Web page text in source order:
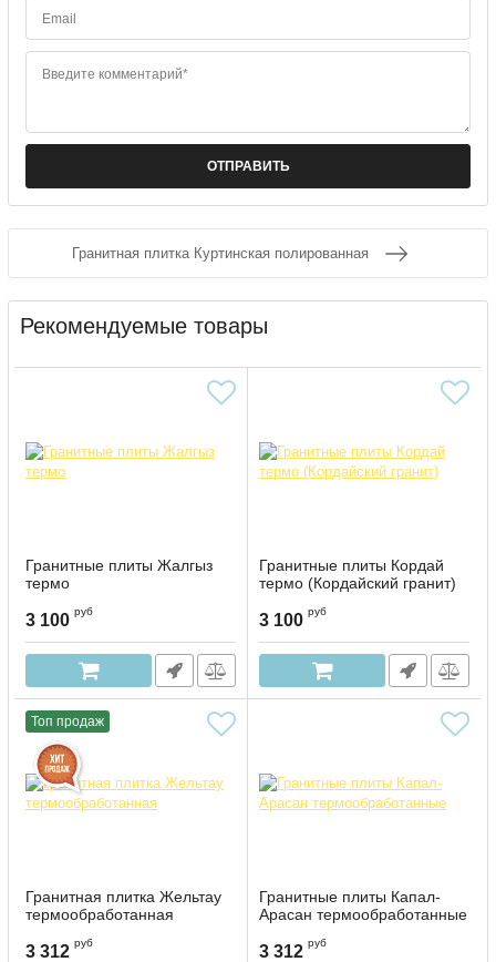
Email
Введите комментарий*
Гранитная плитка Куртинская полированная
Рекомендуемые товары
Гранитные плиты Жалгыз
термо
3 100 руб
Гранитные плиты Кордай
термо (Кордайский гранит)
3 100 руб
Топ продаж
Гранитная плитка Жельтау
термообработанная
3 312 руб
Гранитные плиты Капал-
Арасан термообработанные
3 312 руб